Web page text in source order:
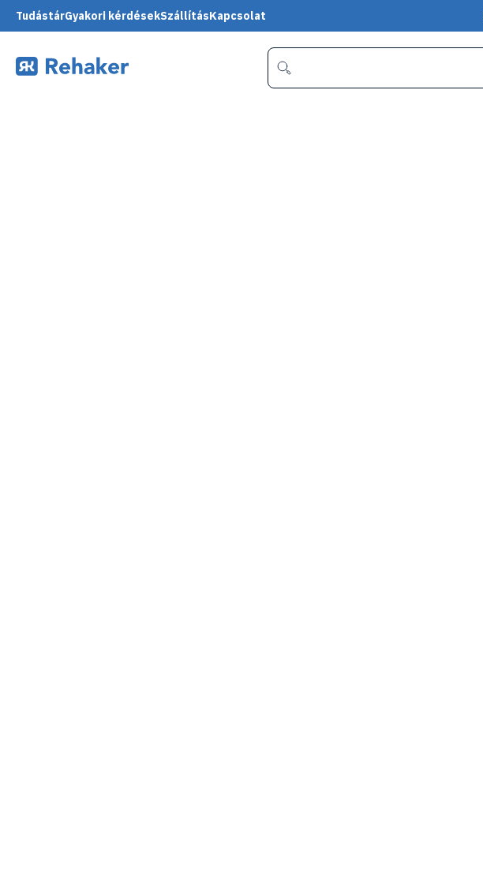
TudástárGyakori kérdésekSzállításKapcsolat